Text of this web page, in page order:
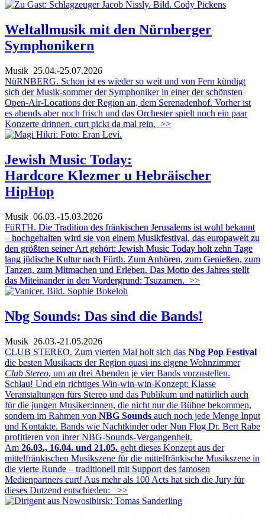
Weltallmusik mit den Nürnberger
Symphonikern
Musik 25.04.-25.07.2026
NüRNBERG. Schon ist es wieder so weit und von Fern kündigt
sich der Musik-sommer der Symphoniker in einer der schönsten
Open-Air-Locations der Region an, dem Serenadenhof. Vorher ist
es abends aber noch frisch und das Orchester spielt noch ein paar
Konzerte drinnen. curt pickt da mal rein. >>
Jewish Music Today:
Hardcore Klezmer u Hebräischer
HipHop
Musik 06.03.-15.03.2026
FüRTH. Die Tradition des fränkischen Jerusalems ist wohl bekannt
– hochgehalten wird sie von einem Musikfestival, das europaweit zu
den größten seiner Art gehört: Jewish Music Today holt zehn Tage
lang jüdische Kultur nach Fürth. Zum Anhören, zum Genießen, zum
Tanzen, zum Mitmachen und Erleben. Das Motto des Jahres stellt
das Miteinander in den Vordergrund: Tsuzamen. >>
Nbg Sounds: Das sind die Bands!
Musik 26.03.-21.05.2026
CLUB STEREO. Zum vierten Mal holt sich das Nbg Pop Festival
die besten Musikacts der Region quasi ins eigene Wohnzimmer
Club Stereo, um an drei Abenden je vier Bands vorzustellen.
Schlau! Und ein richtiges Win-win-win-Konzept: Klasse
Veranstaltungen fürs Stereo und das Publikum und natürlich auch
für die jungen Musiker:innen, die nicht nur die Bühne bekommen,
sondern im Rahmen von NBG Sounds auch noch jede Menge Input
und Kontakte. Bands wie Nachtkinder oder Nun Flog Dr. Bert Rabe
profitieren von ihrer NBG-Sounds-Vergangenheit.
Am 26.03., 16.04. und 21.05. geht dieses Konzept aus der
mittelfränkischen Musikszene für die mittelfränkische Musikszene in
die vierte Runde – traditionell mit Support des famosen
Medienpartners curt! Aus mehr als 100 Acts hat sich die Jury für
dieses Dutzend entschieden:
>>